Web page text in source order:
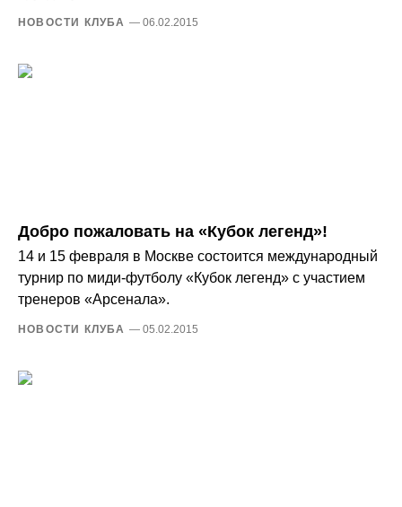
НОВОСТИ КЛУБА — 06.02.2015
Добро пожаловать на «Кубок легенд»!
14 и 15 февраля в Москве состоится международный
турнир по миди-футболу «Кубок легенд» с участием
тренеров «Арсенала».
НОВОСТИ КЛУБА — 05.02.2015